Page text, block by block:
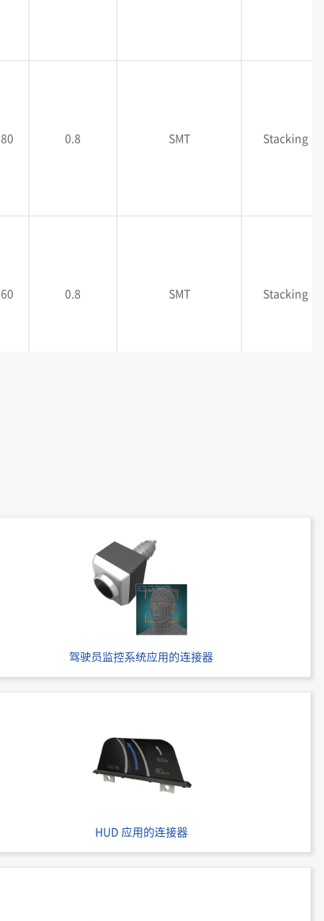
80 0.8 SMT Stacking
60 0.8 SMT Stacking
SMT
SMT
驾驶员监控系统应用的连接器
HUD 应用的连接器